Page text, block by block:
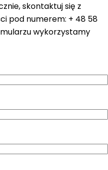
skontaktuj się z
pod numerem: + 48 58
wykorzystamy